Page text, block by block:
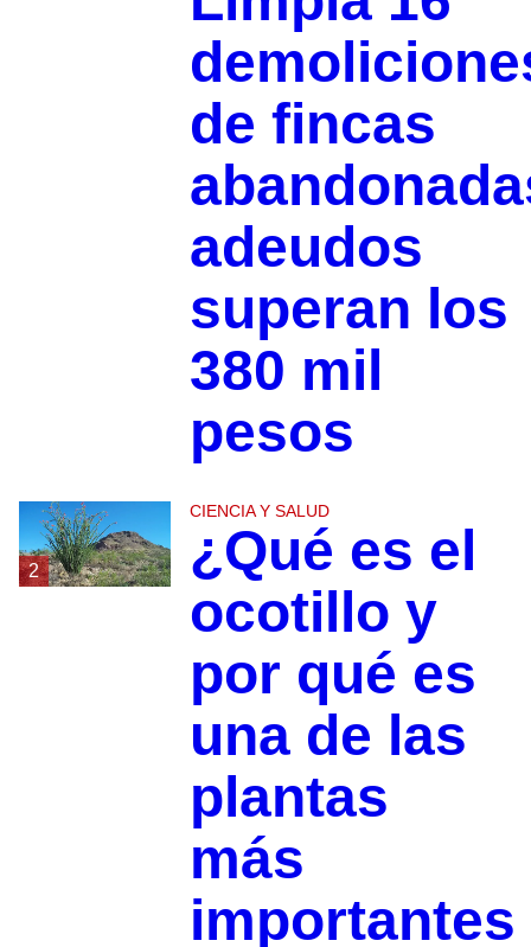
de fincas
adeudos
superan los
380 mil
pesos
2
CIENCIA Y SALUD
¿Qué es el
ocotillo y
por qué es
una de las
plantas
más
importantes